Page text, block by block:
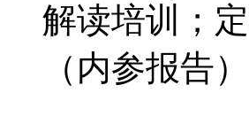
解读培训；
（内参报告）